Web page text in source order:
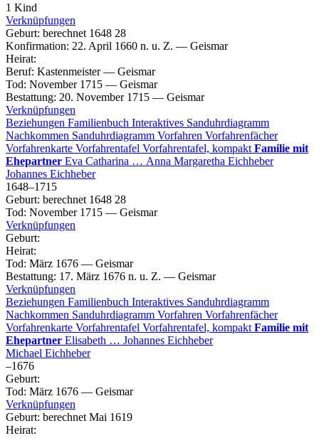
1 Kind
Verknüpfungen
Geburt: berechnet 1648 28
Konfirmation: 22. April 1660 n. u. Z. — Geismar
Heirat:
Beruf: Kastenmeister— Geismar
Tod: November 1715 — Geismar
Bestattung: 20. November 1715 — Geismar
Verknüpfungen
Beziehungen Familienbuch Interaktives Sanduhrdiagramm
Nachkommen Sanduhrdiagramm Vorfahren Vorfahrenfächer
Vorfahrenkarte Vorfahrentafel Vorfahrentafel, kompakt Familie mit
Ehepartner Eva Catharina … Anna Margaretha Eichheber
Johannes Eichheber
1648–1715
Geburt: berechnet 1648 28
Tod: November 1715 — Geismar
Verknüpfungen
Geburt:
Heirat:
Tod: März 1676 — Geismar
Bestattung: 17. März 1676 n. u. Z. — Geismar
Verknüpfungen
Beziehungen Familienbuch Interaktives Sanduhrdiagramm
Nachkommen Sanduhrdiagramm Vorfahren Vorfahrenfächer
Vorfahrenkarte Vorfahrentafel Vorfahrentafel, kompakt Familie mit
Ehepartner Elisabeth … Johannes Eichheber
Michael Eichheber
–1676
Geburt:
Tod: März 1676 — Geismar
Verknüpfungen
Geburt: berechnet Mai 1619
Heirat: